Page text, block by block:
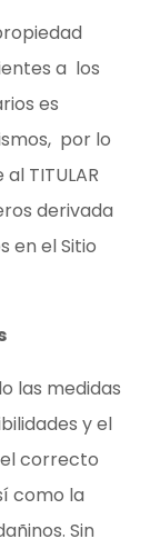
a los
es
por lo
TITULAR
derivada
en el Sitio
las medidas
y el
correcto
como la
Sin